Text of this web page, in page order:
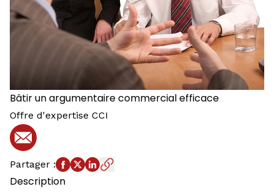
Bâtir un argumentaire commercial efficace
Offre d'expertise CCI
E-mail
Partager :
Description